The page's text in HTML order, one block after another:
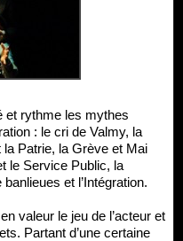
: le cri de Valmy, la
la Patrie, la Grève et Mai
le Service Public, la
et l’Intégration.
valeur le jeu de l’acteur et
Partant d’une certaine